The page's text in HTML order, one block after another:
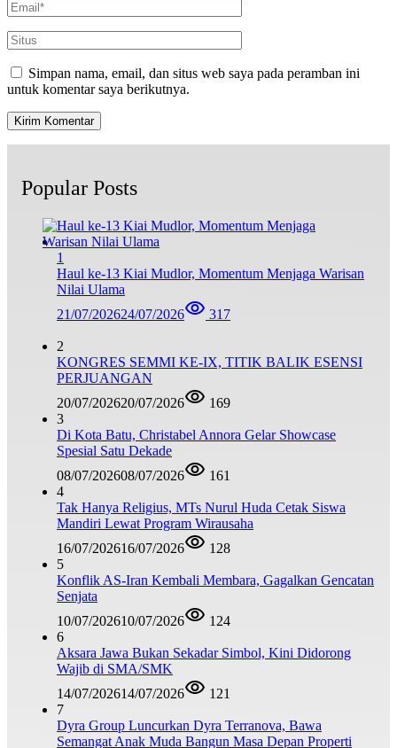
Simpan nama, email, dan situs web saya pada peramban ini
untuk komentar saya berikutnya.
Popular Posts
1
Haul ke-13 Kiai Mudlor, Momentum Menjaga Warisan
Nilai Ulama
21/07/202624/07/2026 317
2
KONGRES SEMMI KE-IX, TITIK BALIK ESENSI
PERJUANGAN
20/07/202620/07/2026
169
3
Di Kota Batu, Christabel Annora Gelar Showcase
Spesial Satu Dekade
08/07/202608/07/2026
161
4
Tak Hanya Religius, MTs Nurul Huda Cetak Siswa
Mandiri Lewat Program Wirausaha
16/07/202616/07/2026
128
5
Konflik AS-Iran Kembali Membara, Gagalkan Gencatan
Senjata
10/07/202610/07/2026
124
6
Aksara Jawa Bukan Sekadar Simbol, Kini Didorong
Wajib di SMA/SMK
14/07/202614/07/2026
121
7
Dyra Group Luncurkan Dyra Terranova, Bawa
Semangat Anak Muda Bangun Masa Depan Properti